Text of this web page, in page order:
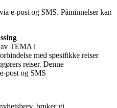
e-post og SMS. Påminnelser kan
av TEMA i
med spesifikke reiser
reiser. Denne
post og SMS
bruker vi